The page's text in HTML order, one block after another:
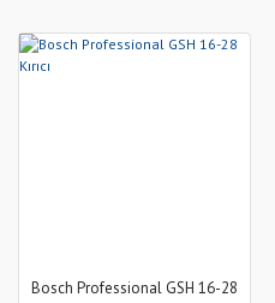
Bosch Professional GSH 16-28